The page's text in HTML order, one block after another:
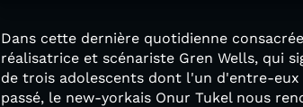
Dans cette dernière quotidienne
réalisatrice et scénariste Gren Wells, qui
de trois adolescents dont l'un d'entre-
passé, le new-yorkais Onur Tukel nous